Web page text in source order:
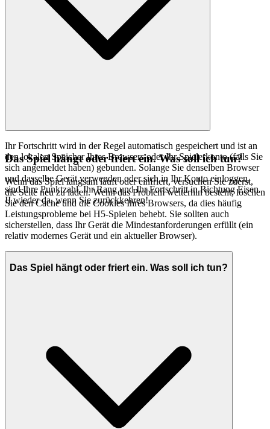
Ihr Fortschritt wird in der Regel automatisch gespeichert und ist an
den lokalen Speicher Ihres Browsers oder Ihr Spielerkonto (falls Sie
sich angemeldet haben) gebunden. Solange Sie denselben Browser
und dasselbe Gerät verwenden oder sich in Ihr Konto einloggen,
sind Ihre Punktzahl, Ihr Rang und Ihr Fortschritt in Richtung Eisen
II wieder da, wenn Sie zurückkehren!
Das Spiel hängt oder friert ein. Was soll ich tun?
Wenn das Spiel langsam läuft oder einfriert, versuchen Sie zuerst,
die Seite neu zu laden. Wenn das Problem weiterhin besteht, löschen
Sie den Cache und die Cookies Ihres Browsers, da dies häufig
Leistungsprobleme bei H5-Spielen behebt. Sie sollten auch
sicherstellen, dass Ihr Gerät die Mindestanforderungen erfüllt (ein
relativ modernes Gerät und ein aktueller Browser).
Das Spiel hängt oder friert ein. Was soll ich tun?